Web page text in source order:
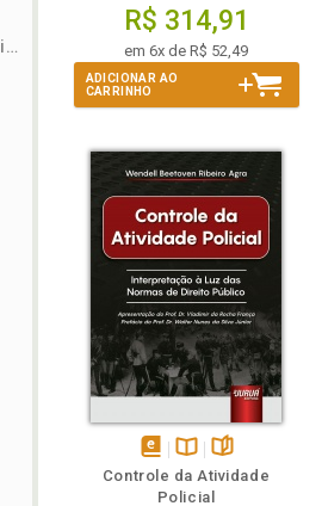
Benefícios e Assistência Social
R$ 314,91
em 6x de R$ 52,49
ADICIONAR AO
CARRINHO
disponível
em
Disponível
na
páginas
Controle da Atividade
Policial
TambémFolheie